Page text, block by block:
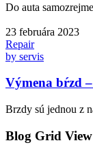
Do auta
23 februára 2023
Repair
by servis
Výmena bŕzd
Brzdy sú jednou z
Blog Grid View